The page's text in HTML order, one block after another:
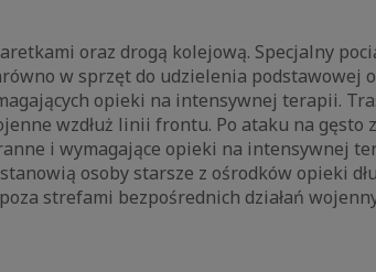
oraz drogą kolejową. Specjalny
w sprzęt do udzielenia podstawowej
opieki na intensywnej terapii.
wzdłuż linii frontu. Po ataku na gęsto
i wymagające opieki na intensywnej
osoby starsze z ośrodków opieki
strefami bezpośrednich działań